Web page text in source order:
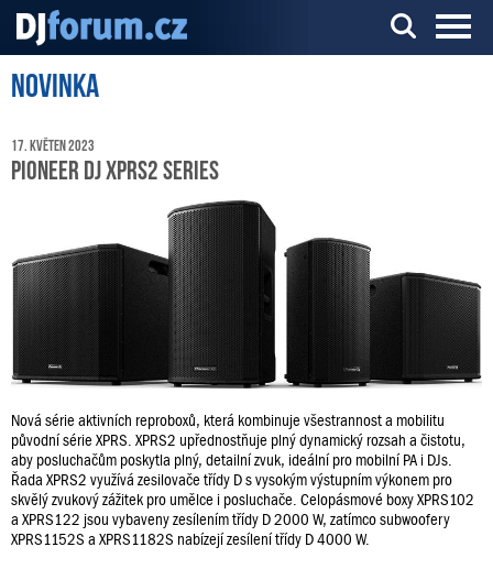
Server o DJ technice a DJingu
Novinka
17. květen 2023
Pioneer DJ XPRS2 Series
Nová série aktivních reproboxů, která kombinuje všestrannost a mobilitu
původní série XPRS. XPRS2 upřednostňuje plný dynamický rozsah a čistotu,
aby posluchačům poskytla plný, detailní zvuk, ideální pro mobilní PA i DJs.
Řada XPRS2 využívá zesilovače třídy D s vysokým výstupním výkonem pro
skvělý zvukový zážitek pro umělce i posluchače. Celopásmové boxy XPRS102
a XPRS122 jsou vybaveny zesílením třídy D 2000 W, zatímco subwoofery
XPRS1152S a XPRS1182S nabízejí zesílení třídy D 4000 W.